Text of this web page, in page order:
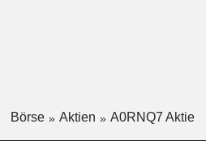
Börse Aktien A0RNQ7 Aktie